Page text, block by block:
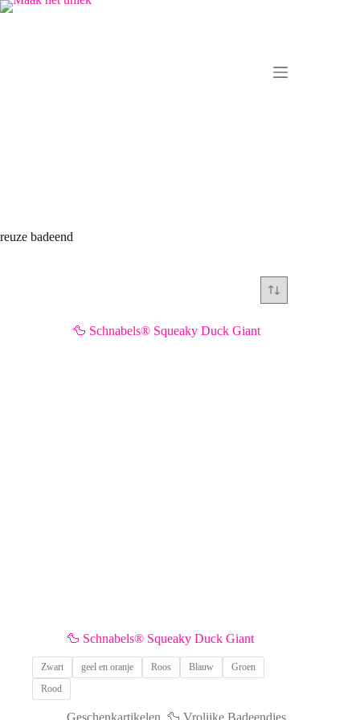
Ga
reuze badeend
🦆 Schnabels® Squeaky Duck Giant
Zwart geel en oranje Roos Blauw
Groen
Rood